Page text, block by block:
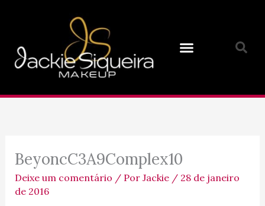
conteúdo
BeyoncC3A9Complex10
Deixe um comentário / Por Jackie / 28 de janeiro
de 2016